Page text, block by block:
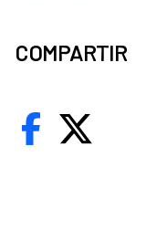
COMPARTIR